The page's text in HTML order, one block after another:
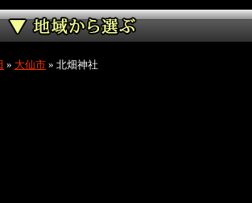
» 大仙市 » 北畑神社